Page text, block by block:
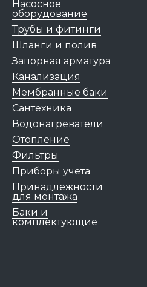
Насосное
оборудование
Трубы и фитинги
Шланги и полив
Запорная арматура
Канализация
Мембранные баки
Сантехника
Водонагреватели
Отопление
Фильтры
Приборы учета
Принадлежности
для монтажа
Баки и
комплектующие